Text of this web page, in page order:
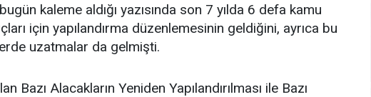
kaleme aldığı yazısında son 7 yılda 6 defa kamu
için yapılandırma düzenlemesinin geldiğini, ayrıca bu
uzatmalar da gelmişti.
Bazı Alacakların Yeniden Yapılandırılması ile Bazı